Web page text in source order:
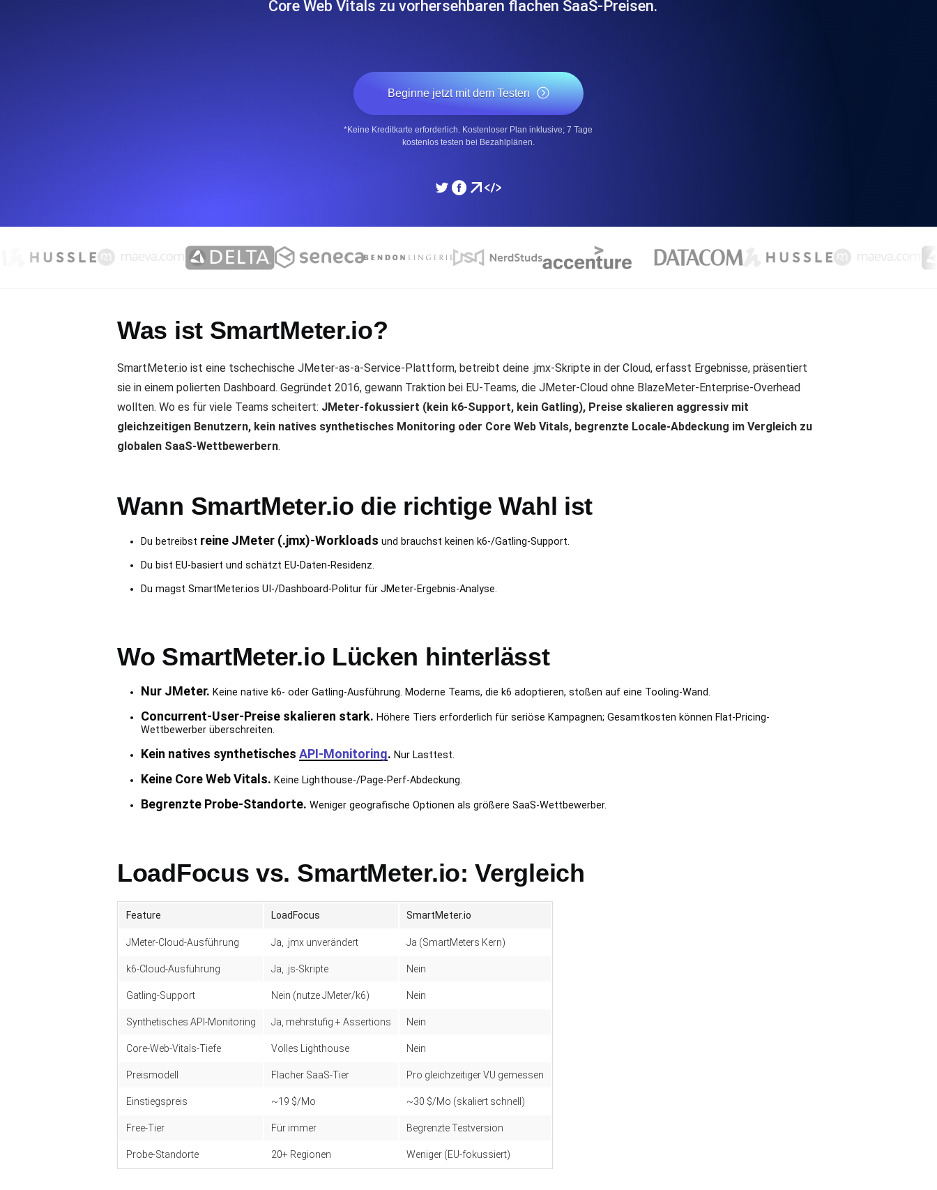
Überwachen Sie Ihre Website-Einblicke und Leistung mithilfe des
Überwachen Sie die Geschwindigkeit und Funktionalität der API
Uptime Monitoring für Websites und APIs. Kostenlos starten.
SSL Monitoring
Automatische SSL-Zertifikats-Checks und Ablauf-Warnungen.
Kostenlos starten.
DNS Monitoring
TCP Monitoring
Monitore als YAML, JS und MCP
Core Web Vitals zu vorhersehbaren flachen SaaS-Preisen.
Beginne jetzt mit dem Testen
*Keine Kreditkarte erforderlich. Kostenloser Plan inklusive; 7 Tage
kostenlos testen bei Bezahlplänen.
Was ist SmartMeter.io?
SmartMeter.io ist eine tschechische JMeter-as-a-Service-Plattform, betreibt deine .jmx-Skripte in der Cloud, erfasst Ergebnisse, präsentiert
sie in einem polierten Dashboard. Gegründet 2016, gewann Traktion bei EU-Teams, die JMeter-Cloud ohne BlazeMeter-Enterprise-Overhead
wollten. Wo es für viele Teams scheitert: JMeter-fokussiert (kein k6-Support, kein Gatling), Preise skalieren aggressiv mit
gleichzeitigen Benutzern, kein natives synthetisches Monitoring oder Core Web Vitals, begrenzte Locale-Abdeckung im Vergleich zu
globalen SaaS-Wettbewerbern.
Wann SmartMeter.io die richtige Wahl ist
Du betreibst reine JMeter (.jmx)-Workloads und brauchst keinen k6-/Gatling-Support.
Du bist EU-basiert und schätzt EU-Daten-Residenz.
Du magst SmartMeter.ios UI-/Dashboard-Politur für JMeter-Ergebnis-Analyse.
Wo SmartMeter.io Lücken hinterlässt
Nur JMeter. Keine native k6- oder Gatling-Ausführung. Moderne Teams, die k6 adoptieren, stoßen auf eine Tooling-Wand.
Concurrent-User-Preise skalieren stark. Höhere Tiers erforderlich für seriöse Kampagnen; Gesamtkosten können Flat-Pricing-
Wettbewerber überschreiten.
Kein natives synthetisches API-Monitoring. Nur Lasttest.
Keine Core Web Vitals. Keine Lighthouse-/Page-Perf-Abdeckung.
Begrenzte Probe-Standorte. Weniger geografische Optionen als größere SaaS-Wettbewerber.
LoadFocus vs. SmartMeter.io: Vergleich
Feature LoadFocus SmartMeter.io
JMeter-Cloud-Ausführung Ja, .jmx unverändert Ja (SmartMeters Kern)
k6-Cloud-Ausführung Ja, .js-Skripte Nein
Gatling-Support Nein (nutze JMeter/k6) Nein
Synthetisches API-Monitoring Ja, mehrstufig + Assertions Nein
Core-Web-Vitals-Tiefe Volles Lighthouse Nein
Preismodell Flacher SaaS-Tier Pro gleichzeitiger VU gemessen
Einstiegspreis ~19 $/Mo ~30 $/Mo (skaliert schnell)
Free-Tier Für immer Begrenzte Testversion
Probe-Standorte 20+ Regionen Weniger (EU-fokussiert)